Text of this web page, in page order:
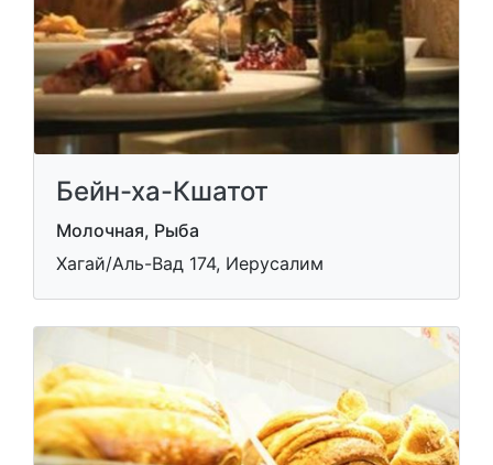
Бейн-ха-Кшатот
Молочная, Рыба
Хагай/Аль-Вад 174, Иерусалим